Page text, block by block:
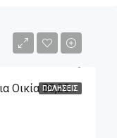
ΠΩΛΉΣΕΙΣ
Κουμουνδούρου Πωλείται Ισόγεια Οικία 88,20m2